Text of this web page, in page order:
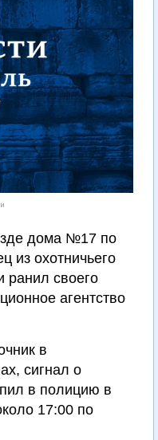
дома №17 по
из охотничьего
ранил своего
агентство
в
сигнал о
в полицию в
17:00 по